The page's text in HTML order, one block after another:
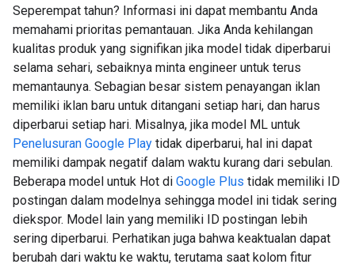
Seperempat tahun? Informasi ini dapat membantu Anda
memahami prioritas pemantauan. Jika Anda kehilangan
kualitas produk yang signifikan jika model tidak diperbarui
selama sehari, sebaiknya minta engineer untuk terus
memantaunya. Sebagian besar sistem penayangan iklan
memiliki iklan baru untuk ditangani setiap hari, dan harus
diperbarui setiap hari. Misalnya, jika model ML untuk
Penelusuran Google Play tidak diperbarui, hal ini dapat
memiliki dampak negatif dalam waktu kurang dari sebulan.
Beberapa model untuk Hot di Google Plus tidak memiliki ID
postingan dalam modelnya sehingga model ini tidak sering
diekspor. Model lain yang memiliki ID postingan lebih
sering diperbarui. Perhatikan juga bahwa keaktualan dapat
berubah dari waktu ke waktu, terutama saat kolom fitur